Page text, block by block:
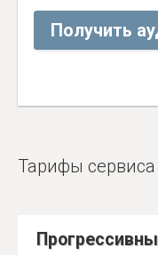
Получить
Тарифы